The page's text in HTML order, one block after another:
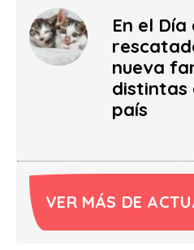
En el
nueva
distintas
país
VER MÁS DE